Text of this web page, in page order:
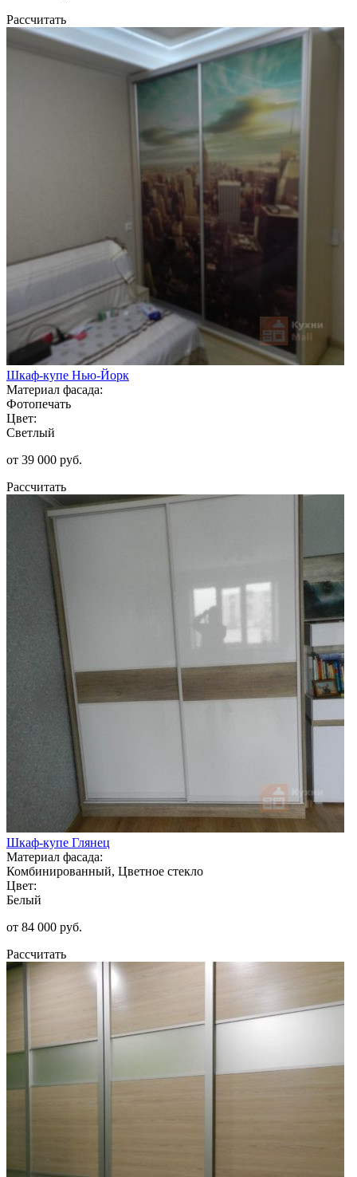
Рассчитать
Шкаф-купе Нью-Йорк
Материал фасада:
Фотопечать
Цвет:
Светлый
от 39 000 руб.
Рассчитать
Шкаф-купе Глянец
Материал фасада:
Комбинированный, Цветное стекло
Цвет:
Белый
от 84 000 руб.
Рассчитать